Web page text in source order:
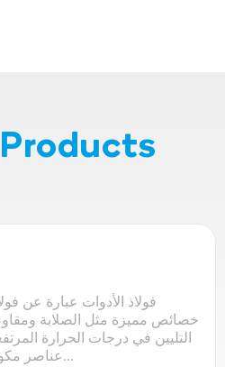
فولاذ الأدوات عبارة عن
خصائص مميزة مثل الصلابة
التليين في درجات الحرارة
عناصر مكونة للكربيد مثل الكروم وال...